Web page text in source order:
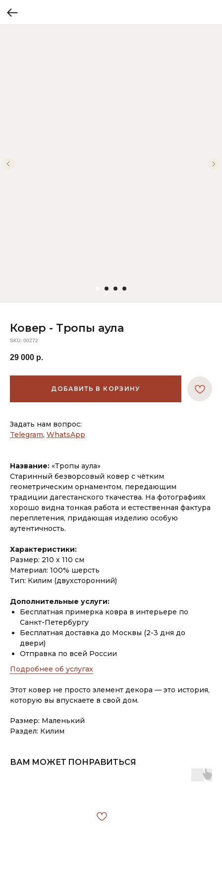
Ковер - Тропы аула
SKU: 00272
29 000 р.
ДОБАВИТЬ В КОРЗИНУ
Задать нам вопрос:
Telegram, WhatsApp
Название: «Тропы аула»
Старинный безворсовый ковер с чётким
геометрическим орнаментом, передающим
традиции дагестанского ткачества. На фотографиях
хорошо видна тонкая работа и естественная фактура
переплетения, придающая изделию особую
аутентичность.
Характеристики:
Размер: 210 х 110 см
Материал: 100% шерсть
Тип: Килим (двухсторонний)
Дополнительные услуги:
Бесплатная примерка ковра в интерьере по
Санкт-Петербургу
Бесплатная доставка до Москвы (2-3 дня до
двери)
Отправка по всей России
Подробнее об услугах
Этот ковер не просто элемент декора — это история,
которую вы впускаете в свой дом.
Размер: Маленький
Раздел: Килим
ВАМ МОЖЕТ ПОНРАВИТЬСЯ